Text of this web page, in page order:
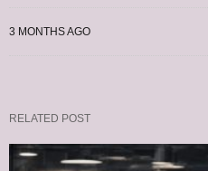
3 MONTHS AGO
RELATED POST